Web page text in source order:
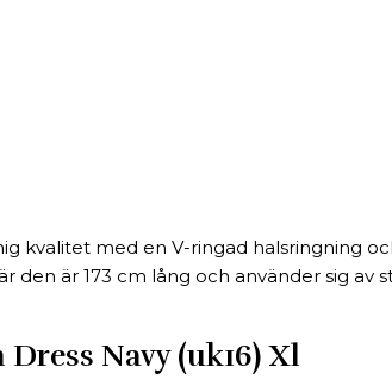
kvalitet med en V-ringad halsringning
den är 173 cm lång och använder sig av
Navy (uk16) Xl